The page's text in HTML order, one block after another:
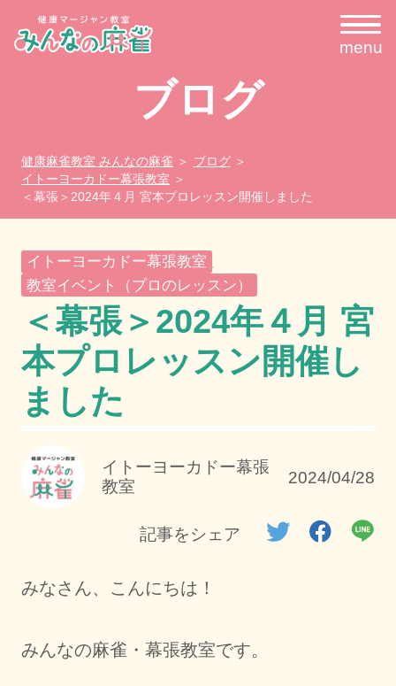
menu
ブログ
健康麻雀教室 みんなの麻雀
ブログ
イトーヨーカドー幕張教室
＜幕張＞2024年４月 宮本プロレッスン開催しました
イトーヨーカドー幕張教室
教室イベント（プロのレッスン）
＜幕張＞2024年４月 宮
本プロレッスン開催し
ました
2024/04/28
イトーヨーカドー幕張
教室
記事をシェア
みなさん、こんにちは！
みんなの麻雀・幕張教室です。